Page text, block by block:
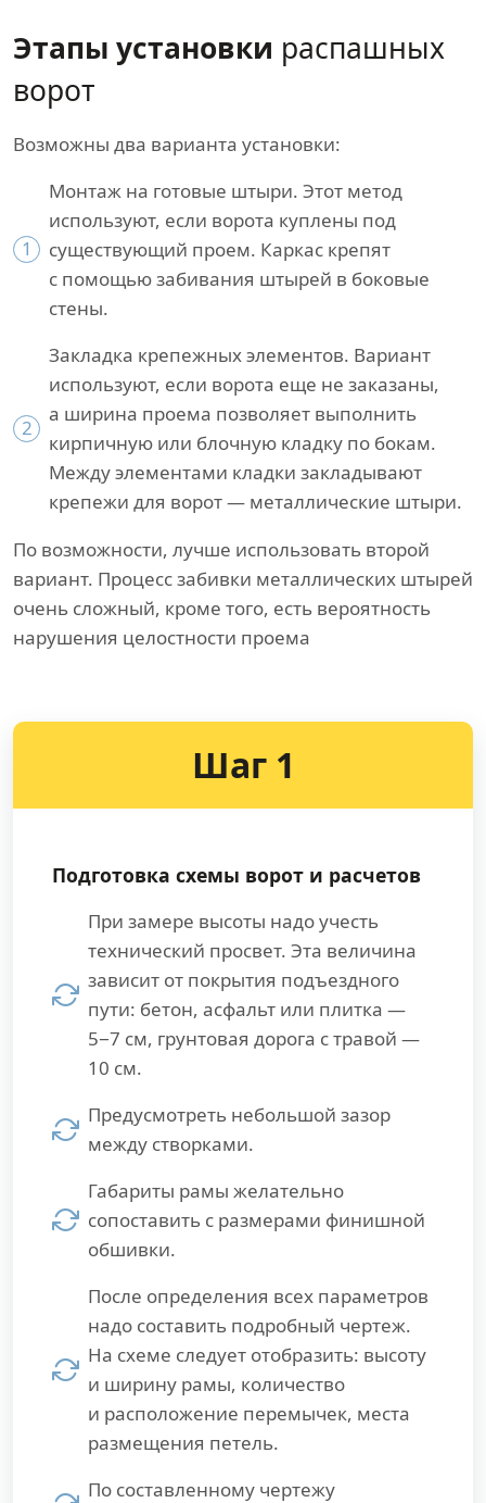
Этапы установки распашных
ворот
Возможны два варианта установки:
1
Монтаж на готовые штыри. Этот метод
используют, если ворота куплены под
существующий проем. Каркас крепят
с помощью забивания штырей в боковые
стены.
2
Закладка крепежных элементов. Вариант
используют, если ворота еще не заказаны,
а ширина проема позволяет выполнить
кирпичную или блочную кладку по бокам.
Между элементами кладки закладывают
крепежи для ворот — металлические штыри.
По возможности, лучше использовать второй
вариант. Процесс забивки металлических штырей
очень сложный, кроме того, есть вероятность
нарушения целостности проема
Шаг 1
Подготовка схемы ворот и расчетов
При замере высоты надо учесть
технический просвет. Эта величина
зависит от покрытия подъездного
пути: бетон, асфальт или плитка —
5−7 см, грунтовая дорога с травой —
10 см.
Предусмотреть небольшой зазор
между створками.
Габариты рамы желательно
сопоставить с размерами финишной
обшивки.
После определения всех параметров
надо составить подробный чертеж.
На схеме следует отобразить: высоту
и ширину рамы, количество
и расположение перемычек, места
размещения петель.
По составленному чертежу